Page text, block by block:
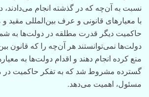
نسبت به آن‌چه که در گذشته انجام
با معیارهای قانونی و عرف بین‌المللی مقید
حاکمیت دیگر قدرت مطلقه در دولت‌ها به
دولت‌ها نمی‌توانستند هر آن‌چه را که قانون
منع کرده انجام دهند و اقدام دولت‌ها به
گسترده مشروط شد که به تفکر حاکمیت در
مسئول، اهمیت می‌دهد.